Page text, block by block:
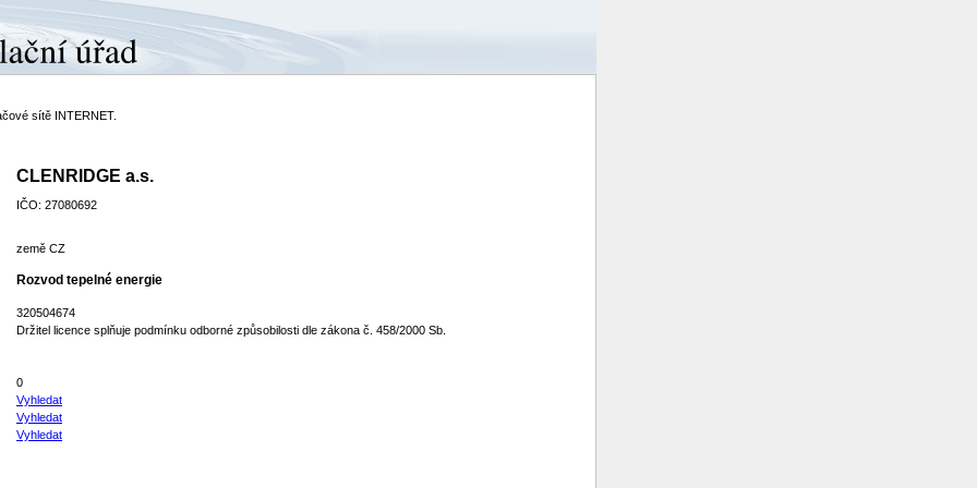
sítě INTERNET.
CLENRIDGE a.s.
IČO: 27080692
země CZ
Rozvod tepelné energie
320504674
Držitel licence splňuje podmínku odborné způsobilosti dle zákona č. 458/2000 Sb.
0
Vyhledat
Vyhledat
Vyhledat